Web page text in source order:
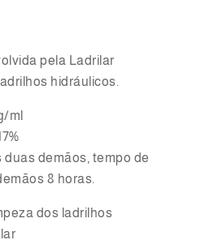
pela Ladrilar
hidráulicos.
ml
demãos, tempo de
8 horas.
dos ladrilhos